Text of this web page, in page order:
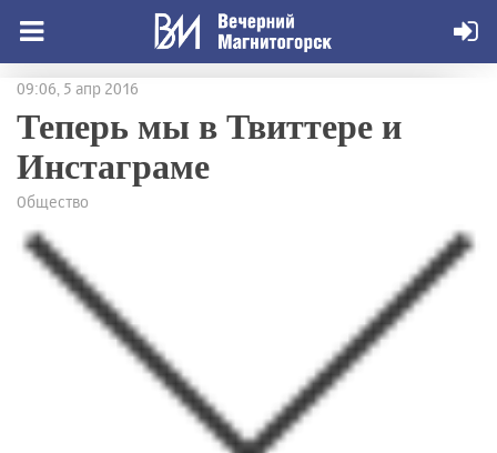
09:06, 5 апр 2016
Теперь мы в Твиттере и
Инстаграме
Общество